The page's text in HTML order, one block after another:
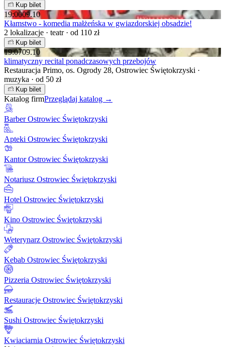
Kup bilet
19:0009.10
Kłamstwo - komedia małżeńska w gwiazdorskiej obsadzie!
2 lokalizacje · teatr · od 110 zł
Kup bilet
19:0709.10
klimatyczny recital ponadczasowych przebojów
Restauracja Primo, os. Ogrody 28, Ostrowiec Świętokrzyski ·
muzyka · od 50 zł
Kup bilet
Katalog firmPrzeglądaj katalog →
Barber Ostrowiec Świętokrzyski
Apteki Ostrowiec Świętokrzyski
Kantor Ostrowiec Świętokrzyski
Notariusz Ostrowiec Świętokrzyski
Hotel Ostrowiec Świętokrzyski
Kino Ostrowiec Świętokrzyski
Weterynarz Ostrowiec Świętokrzyski
Kebab Ostrowiec Świętokrzyski
Pizzeria Ostrowiec Świętokrzyski
Restauracje Ostrowiec Świętokrzyski
Sushi Ostrowiec Świętokrzyski
Kwiaciarnia Ostrowiec Świętokrzyski